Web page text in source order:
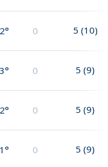
0 5 (10)
0 5 (9)
0 5 (9)
0 5 (9)